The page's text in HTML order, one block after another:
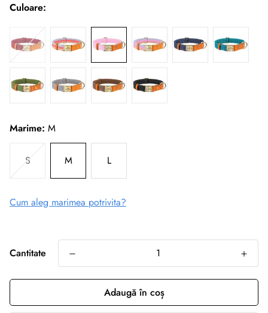
Culoare:
Marime: M
S M L
Cum aleg marimea potrivita?
Cantitate
Adaugă în coș